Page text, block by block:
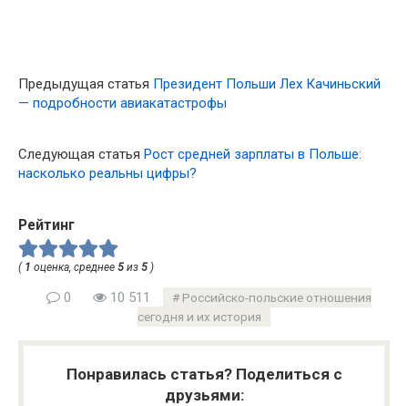
Предыдущая статья Президент Польши Лех Качиньский
— подробности авиакатастрофы
Следующая статья Рост средней зарплаты в Польше:
насколько реальны цифры?
Рейтинг
( 1 оценка, среднее 5 из 5 )
0 10 511
Российско-польские отношения
сегодня и их история
Понравилась статья? Поделиться с
друзьями: